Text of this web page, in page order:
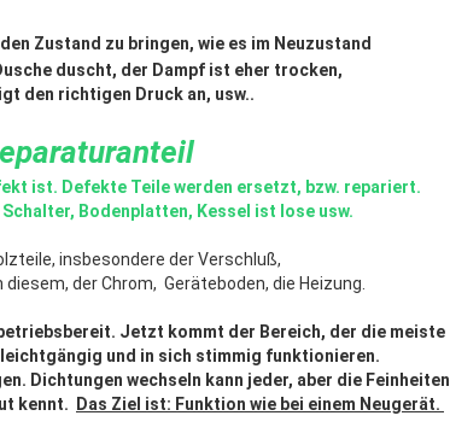
Zustand zu bringen, wie es im Neuzustand
duscht, der Dampf ist eher trocken,
den richtigen Druck an, usw..
ist. Defekte Teile werden ersetzt, bzw. repariert.
Bodenplatten, Kessel ist lose usw.
insbesondere der Verschluß,
der Chrom, Geräteboden, die Heizung.
Jetzt kommt der Bereich, der die meiste
und in sich stimmig funktionieren.
Dichtungen wechseln kann jeder, aber die Feinheiten
kennt.
Das Ziel ist: Funktion wie bei einem Neugerät.